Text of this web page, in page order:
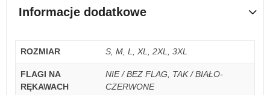
Informacje dodatkowe
ROZMIAR S, M, L, XL, 2XL, 3XL
FLAGI NA
RĘKAWACH
NIE / BEZ FLAG, TAK / BIAŁO-
CZERWONE